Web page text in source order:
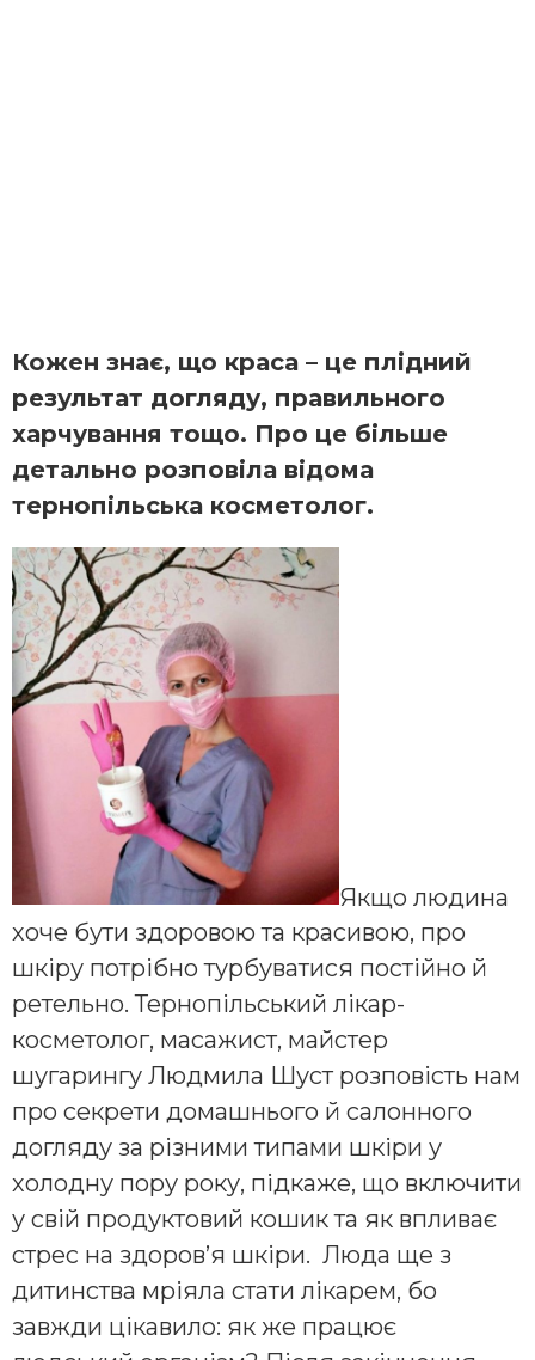
Кожен знає, що краса – це плідний
результат догляду, правильного
харчування тощо. Про це більше
детально розповіла відома
тернопільська косметолог.
Якщо людина
хоче бути здоровою та красивою, про
шкіру потрібно турбуватися постійно й
ретельно. Тернопільський лікар-
косметолог, масажист, майстер
шугарингу Людмила Шуст розповість нам
про секрети домашнього й салонного
догляду за різними типами шкіри у
холодну пору року, підкаже, що включити
у свій продуктовий кошик та як впливає
стрес на здоров’я шкіри. Люда ще з
дитинства мріяла стати лікарем, бо
завжди цікавило: як же працює